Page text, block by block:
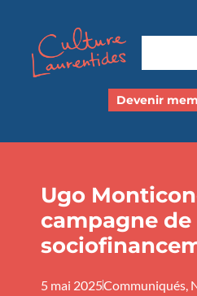
Devenir
Ugo
campagne de
5 mai 2025Communiqués,